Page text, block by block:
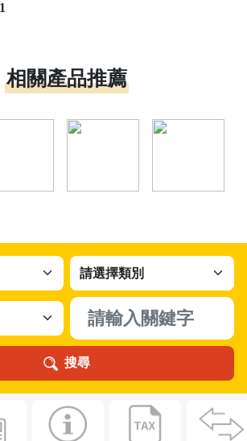
1
相關產品推薦
搜尋